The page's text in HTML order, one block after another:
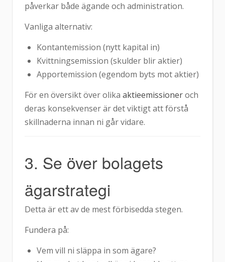
påverkar både ägande och administration.
Vanliga alternativ:
Kontantemission (nytt kapital in)
Kvittningsemission (skulder blir aktier)
Apportemission (egendom byts mot aktier)
För en översikt över olika aktieemissioneroch
deras konsekvenser är det viktigt att förstå
skillnaderna innan ni går vidare.
3. Se över bolagets
ägarstrategi
Detta är ett av de mest förbisedda stegen.
Fundera på:
Vem vill ni släppa in som ägare?